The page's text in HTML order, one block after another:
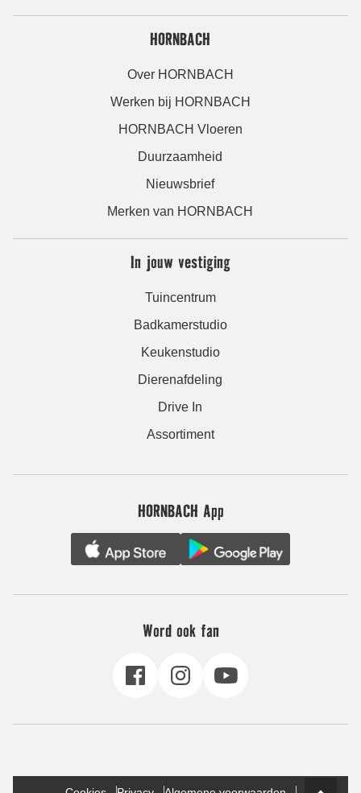
HORNBACH
Over HORNBACH
Werken bij HORNBACH
HORNBACH Vloeren
Duurzaamheid
Nieuwsbrief
Merken van HORNBACH
In jouw vestiging
Tuincentrum
Badkamerstudio
Keukenstudio
Dierenafdeling
Drive In
Assortiment
HORNBACH App
Word ook fan